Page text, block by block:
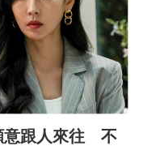
意跟人來往 不